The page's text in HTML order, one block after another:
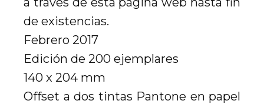
de existencias.
Febrero 2017
Edición de 200 ejemplares
140 x 204 mm
Offset a dos tintas Pantone en papel